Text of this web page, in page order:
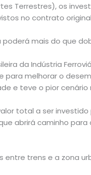
Terrestres), os
no contrato
mais do que
da Indústria
melhorar o
e teve o pior cenário
total a ser investido
abrirá caminho
trens e a zona